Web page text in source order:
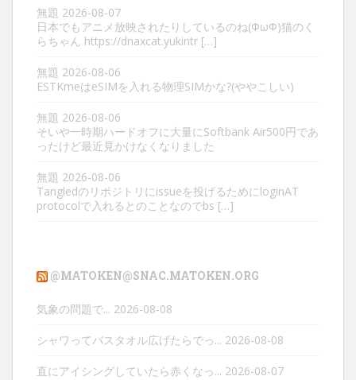
無題 2026-08-07
日本でもアニメ放映されたりしているのね(ΦωΦ)猫のく
らちゃん https://dnaxcat.yukintr […]
無題 2026-08-06
ESTKmeはeSIMを入れる物理SIMかな?(ややこしい)
無題 2026-08-06
そいや一時期ハードオフに大量にSoftbank Air500円であ
ったけど最近見かけなくなりました
無題 2026-08-06
Tangledのリポジトリにissueを投げるためにloginAT
protocolで入れるとのことなのでbs […]
@MATOKEN@SNAC.MATOKEN.ORG
気象の問題で... 2026-08-08
シャワってバスタオル広げたらでっ... 2026-08-08
直にアイシングしていたら赤くなっ... 2026-08-07